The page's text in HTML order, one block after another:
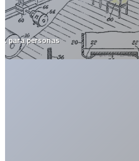
Jabón de manos – casi literalmente